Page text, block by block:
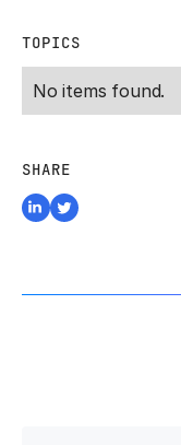
TOPICS
No items found.
SHARE